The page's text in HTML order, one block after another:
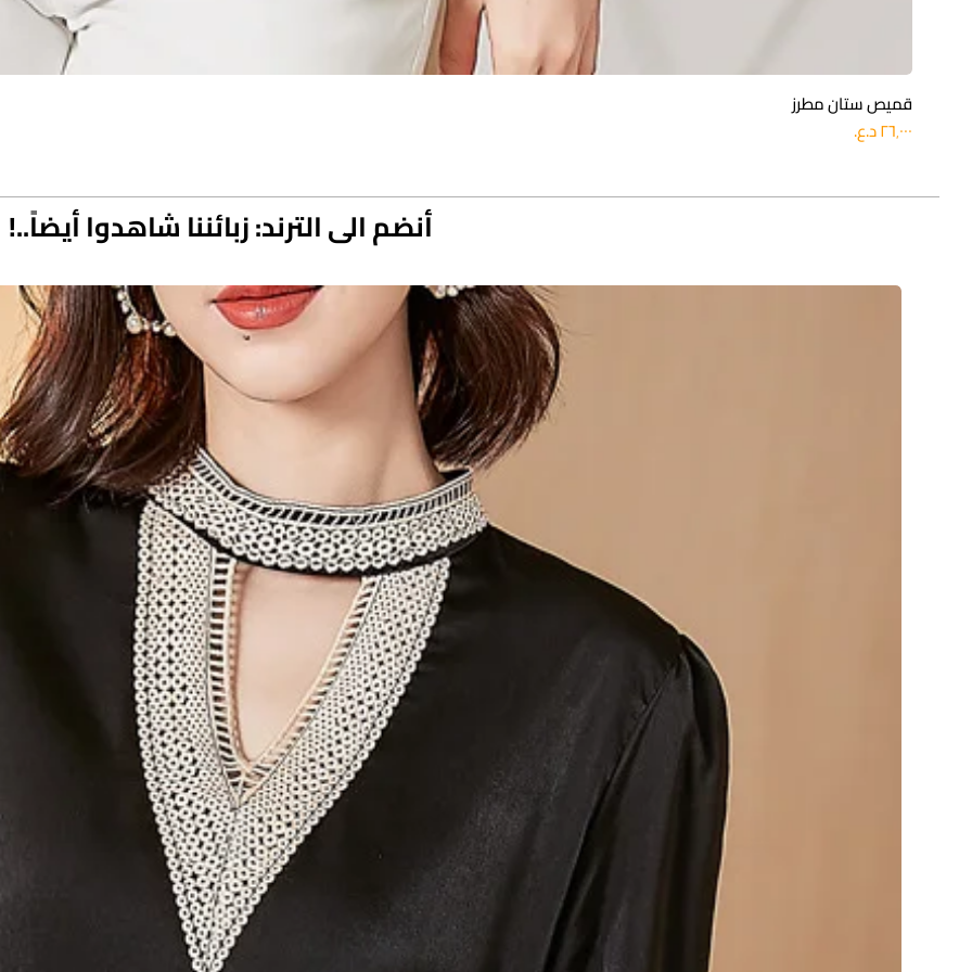
قميص ستان مطرز
السعر
أنضم الى الترند: زبائننا شاهدوا أيضاً..!